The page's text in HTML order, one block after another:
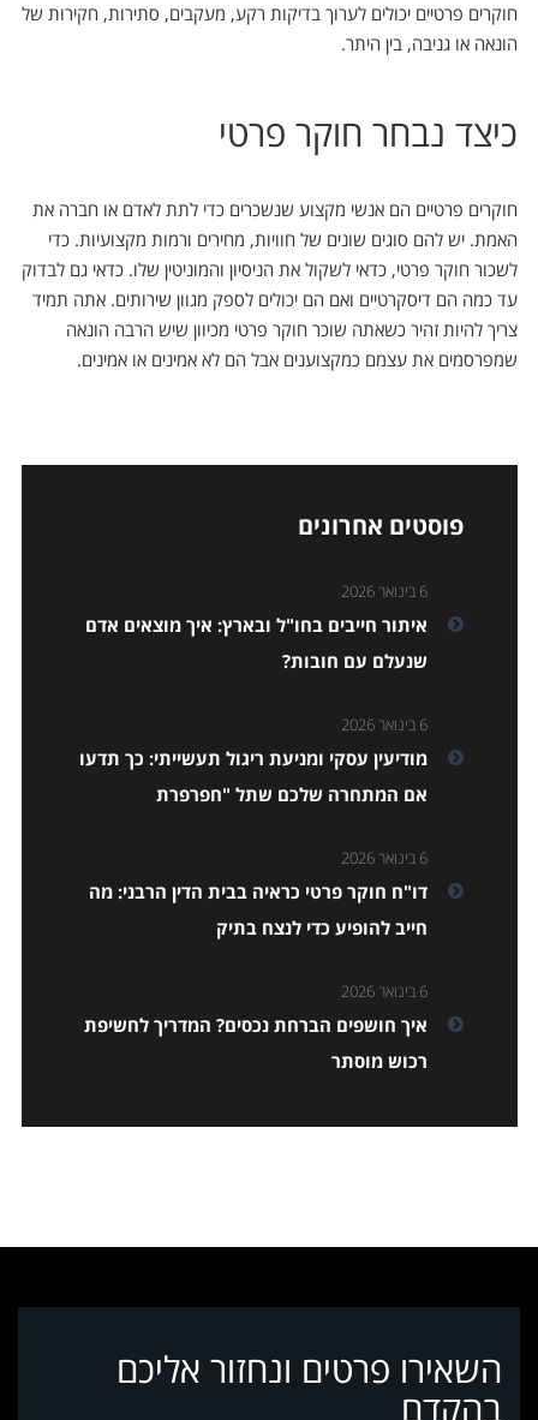
חוקרים פרטיים יכולים לערוך בדיקות רקע, מעקבים, סתירות, חקירות של
הונאה או גניבה, בין היתר.
כיצד נבחר חוקר פרטי
חוקרים פרטיים הם אנשי מקצוע שנשכרים כדי לתת לאדם או חברה את
האמת. יש להם סוגים שונים של חוויות, מחירים ורמות מקצועיות.כדי
לשכור חוקר פרטי, כדאי לשקול את הניסיון והמוניטין שלו. כדאי גם לבדוק
עד כמה הם דיסקרטיים ואם הם יכולים לספק מגוון שירותים.אתה תמיד
צריך להיות זהיר כשאתה שוכר חוקר פרטי מכיוון שיש הרבה הונאה
שמפרסמים את עצמם כמקצוענים אבל הם לא אמינים או אמינים.
פוסטים אחרונים
6 בינואר 2026
איתור חייבים בחו"ל ובארץ: איך מוצאים אדם
שנעלם עם חובות?
6 בינואר 2026
מודיעין עסקי ומניעת ריגול תעשייתי: כך תדעו
אם המתחרה שלכם שתל "חפרפרת
6 בינואר 2026
דו"ח חוקר פרטי כראיה בבית הדין הרבני: מה
חייב להופיע כדי לנצח בתיק
6 בינואר 2026
איך חושפים הברחת נכסים? המדריך לחשיפת
רכוש מוסתר
השאירו פרטים ונחזור אליכם
בהקדם